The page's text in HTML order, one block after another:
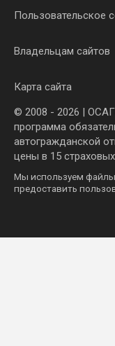
Пользовательское
Владельцам сайтов
Карта сайта
© 2008 - 2026 |
программа
автогражданской
цены в 15
Мы используем
предоставить